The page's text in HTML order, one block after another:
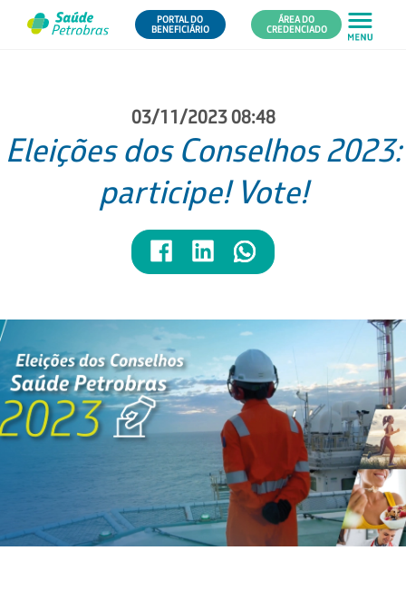
PORTAL DO
BENEFICIÁRIO
ÁREA DO
CREDENCIADO
03/11/2023 08:48
Eleições dos Conselhos 2023:
participe! Vote!